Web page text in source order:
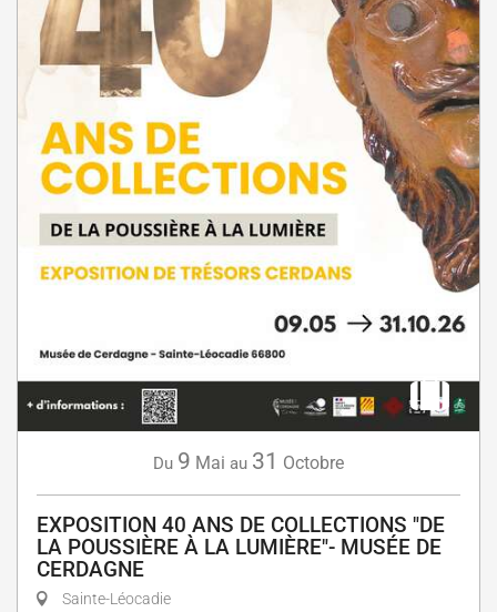
Du 9 Mai au 31 Octobre
EXPOSITION 40 ANS DE COLLECTIONS "DE
LA POUSSIÈRE À LA LUMIÈRE"- MUSÉE DE
CERDAGNE
Sainte-Léocadie